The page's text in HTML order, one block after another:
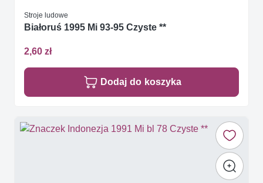
Stroje ludowe
Białoruś 1995 Mi 93-95 Czyste **
2,60 zł
Dodaj do koszyka